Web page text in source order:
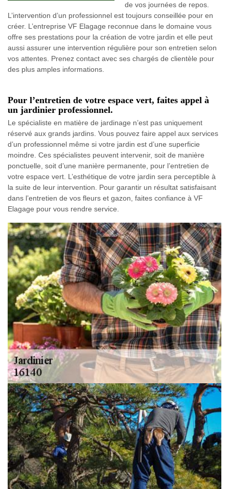
de vos journées de repos.
L’intervention d’un professionnel est toujours conseillée pour en
créer. L’entreprise VF Elagage reconnue dans le domaine vous
offre ses prestations pour la création de votre jardin et elle peut
aussi assurer une intervention régulière pour son entretien selon
vos attentes. Prenez contact avec ses chargés de clientèle pour
des plus amples informations.
Pour l’entretien de votre espace vert, faites appel à
un jardinier professionnel.
Le spécialiste en matière de jardinage n’est pas uniquement
réservé aux grands jardins. Vous pouvez faire appel aux services
d’un professionnel même si votre jardin est d’une superficie
moindre. Ces spécialistes peuvent intervenir, soit de manière
ponctuelle, soit d’une manière permanente, pour l’entretien de
votre espace vert. L’esthétique de votre jardin sera perceptible à
la suite de leur intervention. Pour garantir un résultat satisfaisant
dans l’entretien de vos fleurs et gazon, faites confiance à VF
Elagage pour vous rendre service.